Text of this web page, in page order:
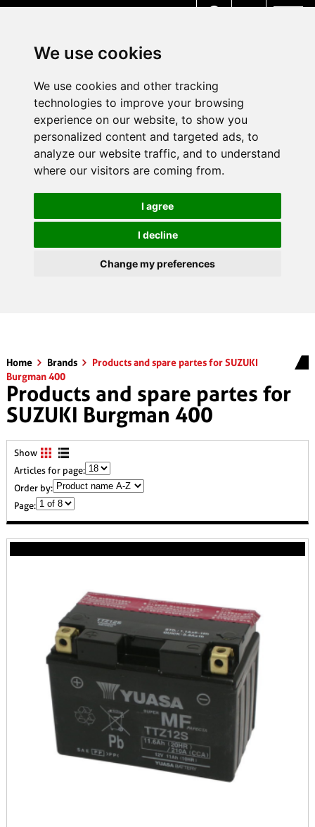
We use cookies
We use cookies and other tracking
technologies to improve your browsing
experience on our website, to show you
personalized content and targeted ads, to
analyze our website traffic, and to understand
where our visitors are coming from.
I agree
I decline
Change my preferences
Home Brands
Products and spare partes for SUZUKI
Burgman 400
Products and spare partes for
SUZUKI Burgman 400
Show
Articles for page:
Order by:
Page: